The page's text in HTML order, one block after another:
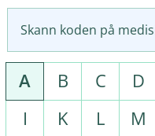
Skann koden på
A B C D
I
K L M